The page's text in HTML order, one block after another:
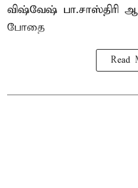
விஷ்வேஷ் பா.சாஸ்திரி
போதை
Read